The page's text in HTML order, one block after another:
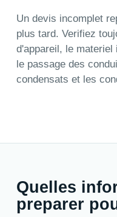
Un devis incomplet
plus tard. Verifiez
d'appareil, le
le passage des
condensats et les
Quelles
preparer